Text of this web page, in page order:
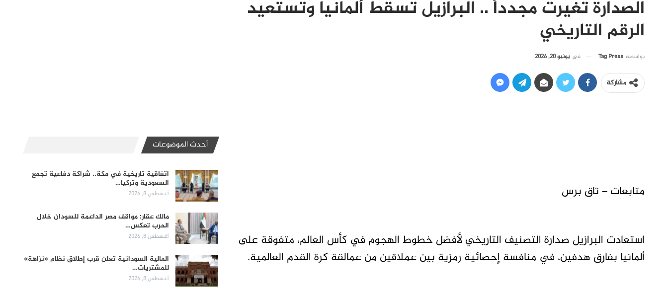
الصدارة تغيرت مجدداً .. البرازيل تُسقط ألمانيا وتستعيد
الرقم التاريخي
بواسطة Tag Press في يونيو 20, 2026
مشاركة
متابعات – تاق برس
استعادت البرازيل صدارة التصنيف التاريخي لأفضل خطوط الهجوم في كأس العالم، متفوقة على
ألمانيا بفارق هدفين، في منافسة إحصائية رمزية بين عملاقين من عمالقة كرة القدم العالمية.
أحدث الموضوعات
اتفاقية تاريخية في مكة.. شراكة دفاعية تجمع
السعودية وتركيا…
أغسطس 8, 2026
مالك عقار: مواقف مصر الداعمة للسودان خلال
الحرب تعكس…
أغسطس 8, 2026
المالية السودانية تعلن قرب إطلاق نظام «نزاهة»
للمشتريات…
أغسطس 8, 2026